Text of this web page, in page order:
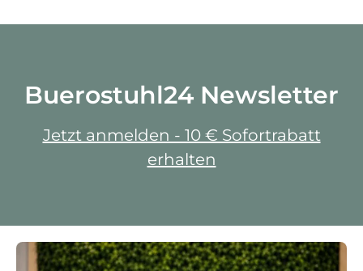
Buerostuhl24 Newsletter
Jetzt anmelden - 10 € Sofortrabatt
erhalten